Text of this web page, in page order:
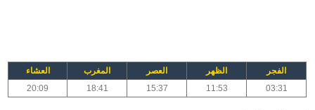
الفجر الظهر العصر المغرب
العشاء
03:31
11:53
15:37
18:41
20:09